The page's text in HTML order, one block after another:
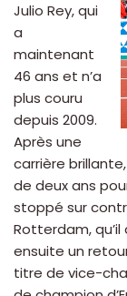
Julio Rey, qui
a
maintenant
46 ans et n’a
plus couru
depuis 2009.
Après une
carrière
de deux ans
stoppé sur
Rotterdam, qu’il
ensuite un
titre de vice-